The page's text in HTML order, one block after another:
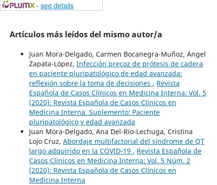
- see details
Artículos más leídos del mismo autor/a
Juan Mora-Delgado, Carmen Bocanegra-Muñoz, Ángel
Zapata-López, Infección precoz de prótesis de cadera
en paciente pluripatológico de edad avanzada:
reflexión sobre la toma de decisiones , Revista
Española de Casos Clínicos en Medicina Interna: Vol. 5
(2020): Revista Española de Casos Clínicos en
Medicina Interna. Suplemento: Paciente
pluripatológico y edad avanzada
Juan Mora-Delgado, Ana Del-Río-Lechuga, Cristina
Lojo Cruz, Abordaje multifactorial del síndrome de QT
largo adquirido en la COVID-19 , Revista Española de
Casos Clínicos en Medicina Interna: Vol. 5 Núm. 2
(2020): Revista Española de Casos Clínicos en
Medicina Interna